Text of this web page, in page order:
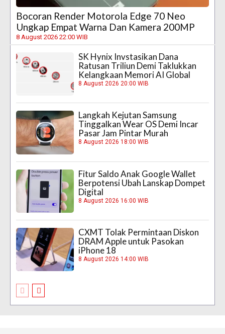
Bocoran Render Motorola Edge 70 Neo
Ungkap Empat Warna Dan Kamera 200MP
8 August 2026 22:00 WIB
SK Hynix Invstasikan Dana
Ratusan Triliun Demi Taklukkan
Kelangkaan Memori AI Global
8 August 2026 20:00 WIB
Langkah Kejutan Samsung
Tinggalkan Wear OS Demi Incar
Pasar Jam Pintar Murah
8 August 2026 18:00 WIB
Fitur Saldo Anak Google Wallet
Berpotensi Ubah Lanskap Dompet
Digital
8 August 2026 16:00 WIB
CXMT Tolak Permintaan Diskon
DRAM Apple untuk Pasokan
iPhone 18
8 August 2026 14:00 WIB